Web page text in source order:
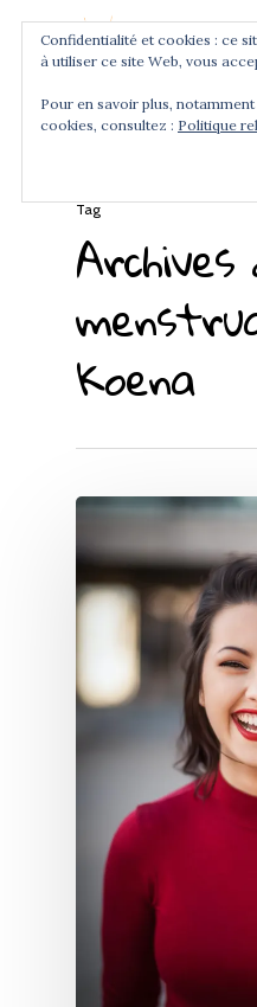
Hit enter to
Tag
Archives
Koena
Confidentialité et cookies : ce
à utiliser ce site Web, vous
Pour en savoir plus,
cookies, consultez : Politique